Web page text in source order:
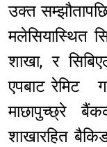
उक्त
मलेसियास्थित
शाखा, र
एपबाट रेमिट
माछापुच्छ्रे
शाखारहित